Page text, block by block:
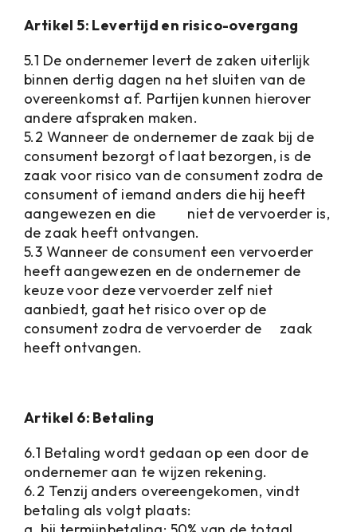
Artikel 5: Levertijd en risico-overgang
5.1 De ondernemer levert de zaken uiterlijk
binnen dertig dagen na het sluiten van de
overeenkomst af. Partijen kunnen hierover
andere afspraken maken.
5.2 Wanneer de ondernemer de zaak bij de
consument bezorgt of laat bezorgen, is de
zaak voor risico van de consument zodra de
consument of iemand anders die hij heeft
aangewezen en die niet de vervoerder is,
de zaak heeft ontvangen.
5.3 Wanneer de consument een vervoerder
heeft aangewezen en de ondernemer de
keuze voor deze vervoerder zelf niet
aanbiedt, gaat het risico over op de
consument zodra de vervoerder de zaak
heeft ontvangen.
Artikel 6: Betaling
6.1 Betaling wordt gedaan op een door de
ondernemer aan te wijzen rekening.
6.2 Tenzij anders overeengekomen, vindt
betaling als volgt plaats: